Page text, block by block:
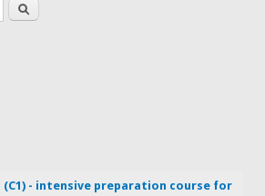
Search this site
(C1) - intensive preparation course for